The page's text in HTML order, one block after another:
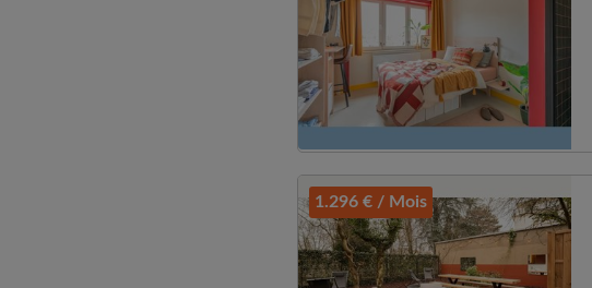
1.296 € / Mois